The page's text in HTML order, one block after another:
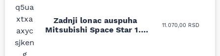
Zadnji lonac auspuha
Mitsubishi Space Star 1.3
11.070,00 RSD
Uporedila sam sve
moguće online
prodavnice auto delova
i definitivno najbolje
Odlična usluga i
ljubazni prodavci.